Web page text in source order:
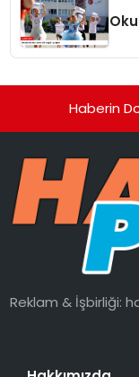
Haberin
Reklam & İşbirliği: